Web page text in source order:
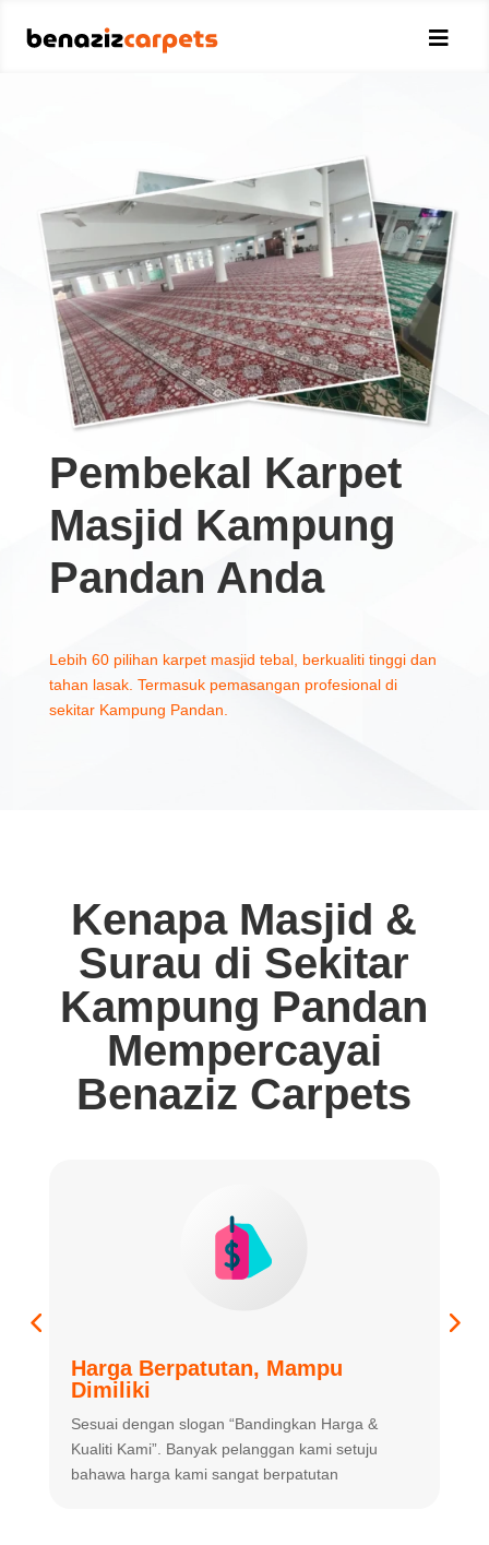

Pembekal Karpet
Masjid Kampung
Pandan Anda
Lebih 60 pilihan karpet masjid tebal, berkualiti tinggi dan
tahan lasak. Termasuk pemasangan profesional di
sekitar Kampung Pandan.
Kenapa Masjid &
Surau di Sekitar
Kampung Pandan
Mempercayai
Benaziz Carpets
Harga Berpatutan, Mampu
Dimiliki
Sesuai dengan slogan “Bandingkan Harga &
Kualiti Kami”. Banyak pelanggan kami setuju
bahawa harga kami sangat berpatutan